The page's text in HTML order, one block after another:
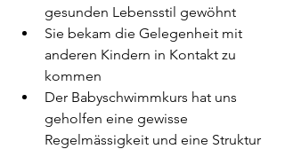
gesunden Lebensstil gewöhnt
Sie bekam die Gelegenheit mit
anderen Kindern in Kontakt zu
kommen
Der Babyschwimmkurs hat uns
geholfen eine gewisse
Regelmässigkeit und eine Struktur